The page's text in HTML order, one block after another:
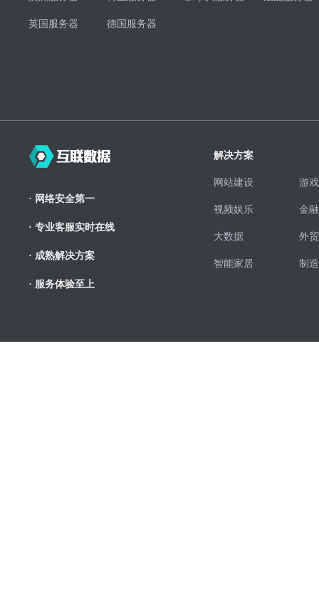
英国服务器 德国服务器
· 网络安全第一
· 专业客服实时在线
· 成熟解决方案
· 服务体验至上
解决方案
网站建设 游
视频娱乐 金
大数据 外
智能家居 制